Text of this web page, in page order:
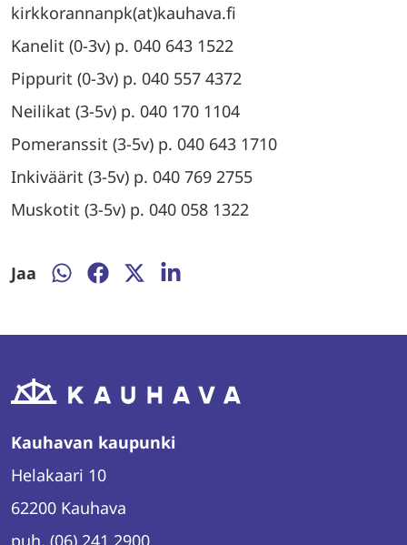
kirkkorannanpk(at)kauhava.fi
Kanelit (0-3v) p. 040 643 1522
Pippurit (0-3v) p. 040 557 4372
Neilikat (3-5v) p. 040 170 1104
Pomeranssit (3-5v) p. 040 643 1710
Inkiväärit (3-5v) p. 040 769 2755
Muskotit (3-5v) p. 040 058 1322
Jaa
Jaa
Jaa
Jaa
Jaa
Kauhavan kaupunki
Helakaari 10
62200 Kauhava
puh. (06) 241 2900